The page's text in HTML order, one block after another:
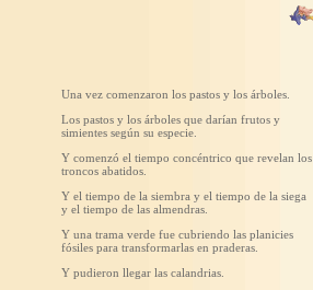
Una vez comenzaron los pastos y los árboles.
Los pastos y los árboles que darían frutos y
simientes según su especie.
Y comenzó el tiempo concéntrico que revelan los
troncos abatidos.
Y el tiempo de la siembra y el tiempo de la siega
y el tiempo de las almendras.
Y una trama verde fue cubriendo las planicies
fósiles para transformarlas en praderas.
Y pudieron llegar las calandrias.